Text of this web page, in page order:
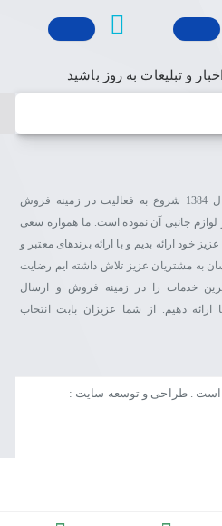
و تبلیغات به روز باشید
فروشگاه اینترنتی تکتازشاپ از سال 1384 شروع به فعالیت در زمینه فروش
و لوازم جانبی آن نموده است. ما همواره سعی
خود ارائه بدیم و با ارائه برندهای معتبر و
به مشتریان عزیز تلاش داشته ایم رضایت
خدمات را در زمینه فروش و ارسال
دهیم. از شما عزیزان بابت انتخاب
است . طراحی و توسعه سایت :